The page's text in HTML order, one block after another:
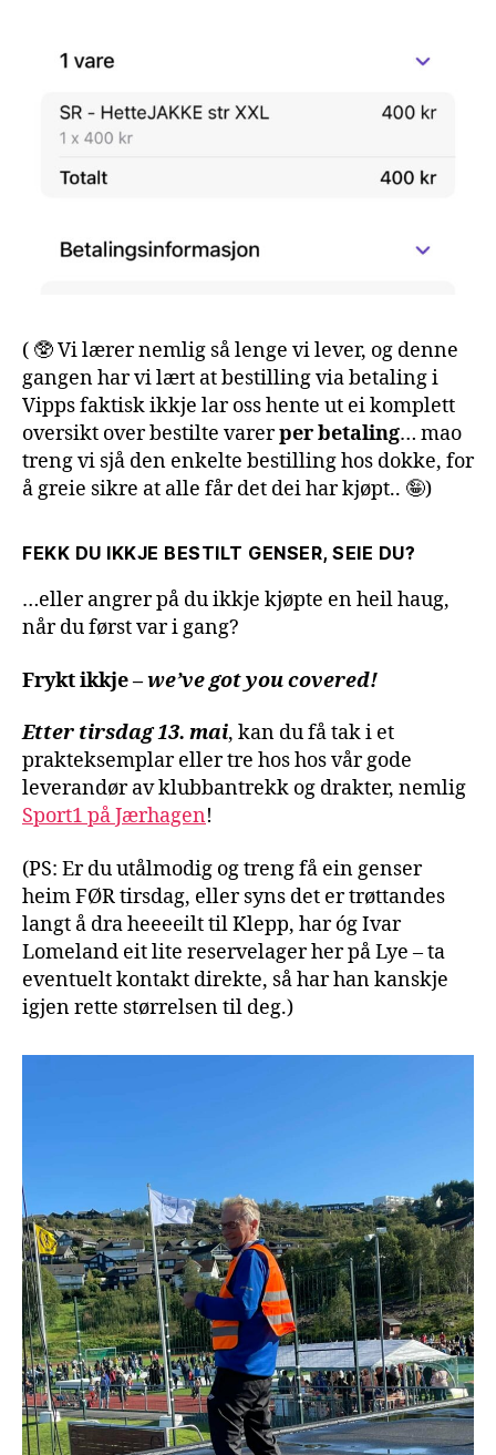
( 🥸 Vi lærer nemlig så lenge vi lever, og denne
gangen har vi lært at bestilling via betaling i
Vipps faktisk ikkje lar oss hente ut ei komplett
oversikt over bestilte varerper betaling… mao
treng vi sjå den enkelte bestilling hos dokke, for
å greie sikre at alle får det dei har kjøpt.. 🤪)
FEKK DU IKKJE BESTILT GENSER, SEIE DU?
…eller angrer på du ikkje kjøpte en heil haug,
når du først var i gang?
Frykt ikkje –we’ve got you covered!
Etter tirsdag 13. mai, kan du få tak i et
prakteksemplar eller tre hos hos vår gode
leverandør av klubbantrekk og drakter, nemlig
Sport1 på Jærhagen!
(PS: Er du utålmodig og treng få ein genser
heim FØR tirsdag, eller syns det er trøttandes
langt å dra heeeeilt til Klepp, har óg Ivar
Lomeland eit lite reservelager her på Lye – ta
eventuelt kontakt direkte, så har han kanskje
igjen rette størrelsen til deg.)